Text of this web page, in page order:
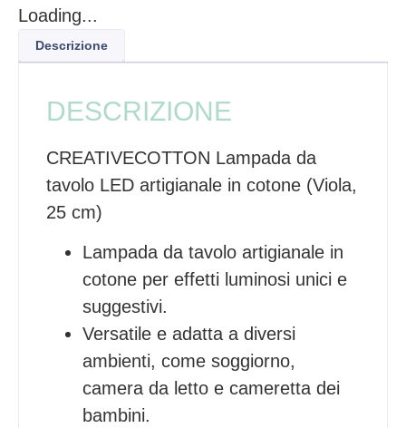
Loading...
Descrizione
DESCRIZIONE
CREATIVECOTTON Lampada da
tavolo LED artigianale in cotone (Viola,
25 cm)
Lampada da tavolo artigianale in
cotone per effetti luminosi unici e
suggestivi.
Versatile e adatta a diversi
ambienti, come soggiorno,
camera da letto e cameretta dei
bambini.